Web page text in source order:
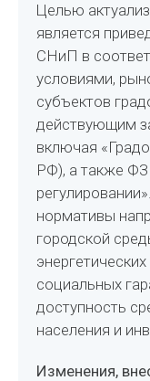
Целью
является
СНиП в
условиями,
субъектов
действующим
включая
РФ), а также ФЗ
нормативы
городской
социальных
доступность
населения и
Изменения,